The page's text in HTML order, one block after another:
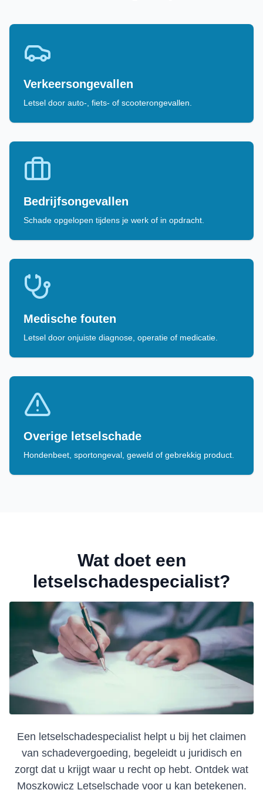
Verkeersongevallen
Letsel door auto-, fiets- of scooterongevallen.
Bedrijfsongevallen
Schade opgelopen tijdens je werk of in opdracht.
Medische fouten
Letsel door onjuiste diagnose, operatie of medicatie.
Overige letselschade
Hondenbeet, sportongeval, geweld of gebrekkig product.
Wat doet een
letselschadespecialist?
Een letselschadespecialist helpt u bij het claimen
van schadevergoeding, begeleidt u juridisch en
zorgt dat u krijgt waar u recht op hebt. Ontdek wat
Moszkowicz Letselschade voor u kan betekenen.